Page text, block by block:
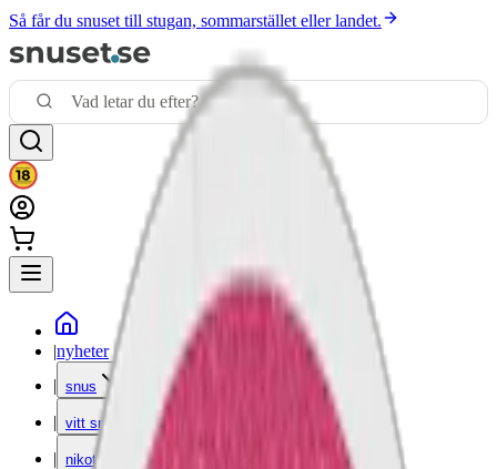
Så får du snuset till stugan, sommarstället eller landet.
|nyheter
| snus
| vitt snus
| nikotinfritt